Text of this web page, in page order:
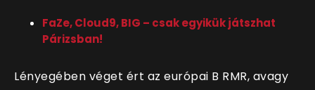
FaZe, Cloud9, BIG – csak egyikük játszhat
Párizsban!
Lényegében véget ért az európai B RMR, avagy